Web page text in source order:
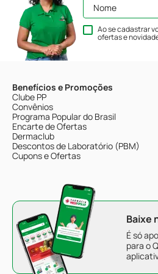
Ao se cadastrar
ofertas e
Benefícios e Promoções
Clube PP
Convênios
Programa Popular do Brasil
Encarte de Ofertas
Dermaclub
Descontos de Laboratório (PBM)
Cupons e Ofertas
Baixe
É só
para o